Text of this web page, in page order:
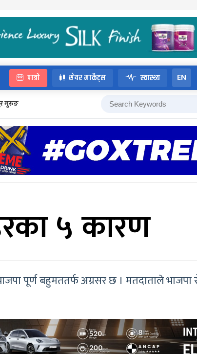
पात्रो सेयर मार्केट्स स्वास्थ्य EN
गुरुङ
५ कारण
पूर्ण बहुमततर्फ अग्रसर छ । मतदाताले भाजपा